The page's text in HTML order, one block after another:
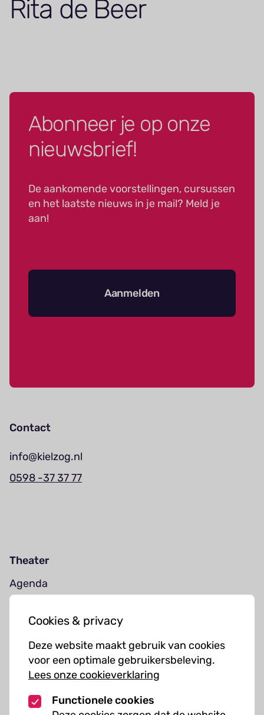
Cookies & privacy
Deze website maakt gebruik van cookies
voor een optimale gebruikersbeleving.
Lees onze cookieverklaring
Functionele cookies
Rita de Beer
Abonneer je op onze
nieuwsbrief!
De aankomende voorstellingen, cursussen
en het laatste nieuws in je mail? Meld je
aan!
Aanmelden
Contact
info@kielzog.nl
0598 -37 37 77
Theater
Agenda
Muziekcursussen
Kunst cursussen
Over ons